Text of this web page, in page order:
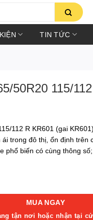
TIN TỨC
50R20 115/
112 R KR601 (gai
trong đô thị, ổn định trên
phổ biến có cùng thông
MUA NGAY
tận nơi hoặc nhận tại